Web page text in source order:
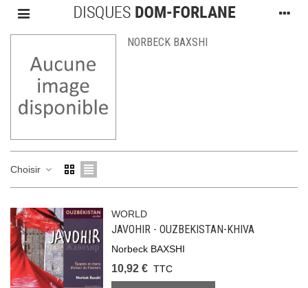
NORBECK BAXSHI
Choisir
WORLD
JAVOHIR - OUZBEKISTAN-KHIVA
Norbeck BAXSHI
10,92 € TTC